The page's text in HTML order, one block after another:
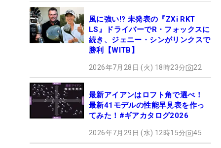
風に強い!? 未発表の『ZXi RKT
LS』ドライバーでR・フォックスに
続き、ジェニー・シンがリンクスで
勝利【WITB】
2026年7月28日 (火) 18時23分 22
最新アイアンはロフト角で選べ！
最新41モデルの性能早見表を作っ
てみた！#ギアカタログ2026
2026年7月29日 (水) 12時15分 45